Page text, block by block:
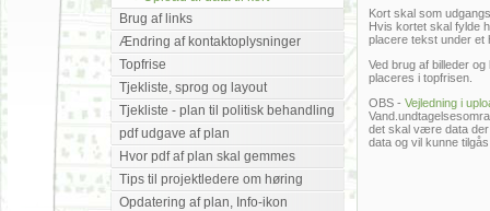
Brug af links
Ændring af kontaktoplysninger
Topfrise
Tjekliste, sprog og layout
Tjekliste - plan til politisk behandling
pdf udgave af plan
Hvor pdf af plan skal gemmes
Tips til projektledere om høring
Opdatering af plan, Info-ikon
Kort skal som
Hvis kortet skal fylde
placere tekst under et
Ved brug af billeder
placeres i topfrisen.
OBS - Vejledning i
det skal være data der
data og vil kunne